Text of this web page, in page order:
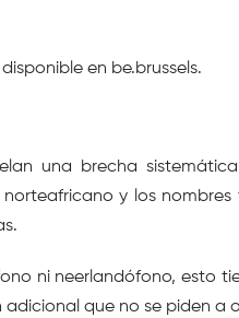
en be.brussels.
una brecha
y los
ni neerlandófono, esto
que no se piden a